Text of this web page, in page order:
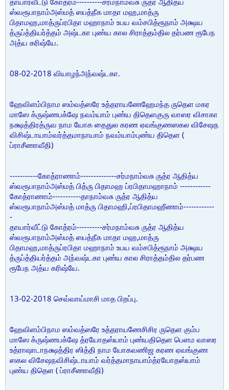
தாயார்வீட்டு கோத்ரம்
சர்மநாம்வசு ருத்ர ஆதித்ய
ஸ்வரூபாநாம்அஸ்மத் ஸபத்நீக மாதா மஹ,மாத்ரு
பிதாமஹ,மாத்ருப்ரபிதா மஹாநாம் உபய வம்சபித்ரூநாம் அக்ஷய
த்ருப்த்தியர்த்தம் அஷ்டகா புண்ய கால சிராத்தம்தில தர்பண ரூபேந
அத்ய கரிஷ்யே.
08-02-2018 வியாழந்அந்வஷ்டகா.
ஹேவிளம்பிநாம ஸம்வத்ஸரே உத்தராயணேஹேமந்த ருதெள மகர
மாஸே க்ருஷ்ணபக்ஷே நவம்யாம் புண்ய திதெளகுரு வாஸர விசாகா
நக்ஷத்திரத்ருவ நாம யோக தைதுல கரண ஏவங்குணஸகல விசேஷந
விசிஷ்டாயாம்வர்த்தமாநாயாம் நவம்யாம்புண்ய திதெள (
ப்ராசீணாவீதி)
-----------கோத்ராணாம்--------------சர்மநாம்வசு ருத்ர ஆதித்ய
ஸ்வரூபாநாம்அஸ்மத் பித்ரு பிதாமஹ ப்ரபிதாமஹாநாம் ------------
கோத்ராணாம்-----------தாநாம்வசு ருத்ர ஆதித்ய
ஸ்வரூபாநாம்அஸ்மத் மாத்ரு பிதாமஹி,ப்ரபிதாமஹீணாம்------------
-
தாயார்வீட்டு கோத்ரம்----------சர்மநாம்வசு ருத்ர ஆதித்ய
ஸ்வரூபாநாம்அஸ்மத் ஸபத்நீக மாதா மஹ,மாத்ரு
பிதாமஹ,மாத்ருப்ரபிதா மஹாநாம் உபய வம்சபித்ரூநாம் அக்ஷய
த்ருப்த்தியர்த்தம் அந்வஷ்டகா புண்ய கால சிராத்தம்தில தர்பண
ரூபேந அத்ய கரிஷ்யே.
13-02-2018 செவ்வாய்மாசி மாத பிறப்பு.
ஹேவிளம்பிநாம ஸம்வத்ஸரே உத்தராயணேசிசிர ருதெள கும்ப
மாஸே க்ருஷ்ணபக்ஷே த்ரயோதஸ்யாம் புண்யதிதெள பெளம வாஸர
உத்ராஷாடாநக்ஷத்திர ஸித்தி நாம யோகவணிஜ கரண ஏவங்குண
ஸகல விசேஷநவிசிஷ்டாயாம் வர்த்தமாநாயாம்த்ரயோதஸ்யாம்
புண்ய திதெள ( ப்ராசீணாவீதி)